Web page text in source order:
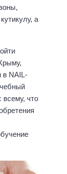
а
в NAIL-
что